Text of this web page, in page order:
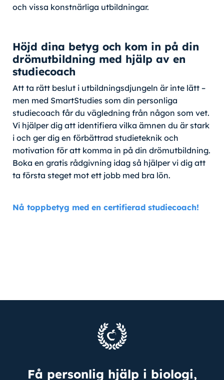
och vissa konstnärliga utbildningar.
Höjd dina betyg och kom in på din
drömutbildning med hjälp av en
studiecoach
Att ta rätt beslut i utbildningsdjungeln är inte lätt –
men med SmartStudies som din personliga
studiecoach får du vägledning från någon som vet.
Vi hjälper dig att identifiera vilka ämnen du är stark
i och ger dig en förbättrad studieteknik och
motivation för att komma in på din drömutbildning.
Boka en gratis rådgivning idag så hjälper vi dig att
ta första steget mot ett jobb med bra lön.
Nå toppbetyg med en certifierad studiecoach!
Få personlig hjälp i biologi,